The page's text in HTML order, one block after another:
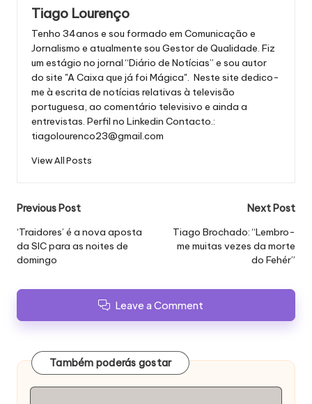
Tiago Lourenço
Tenho 34anos e sou formado em Comunicação e
Jornalismo e atualmente sou Gestor de Qualidade. Fiz
um estágio no jornal “Diário de Notícias” e sou autor
do site "A Caixa que já foi Mágica". Neste site dedico-
me à escrita de notícias relativas à televisão
portuguesa, ao comentário televisivo e ainda a
entrevistas. Perfil no Linkedin Contacto.:
tiagolourenco23@gmail.com
View All Posts
Post
navigation
Previous Post
‘Traidores’ é a nova aposta
da SIC para as noites de
domingo
Next Post
Tiago Brochado: “Lembro-
me muitas vezes da morte
do Fehér”
Leave a Comment
Também poderás gostar